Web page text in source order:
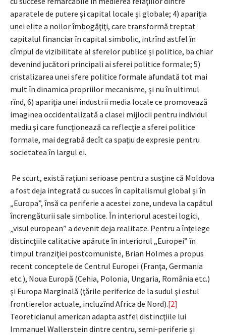
aparatele de putere şi capital locale şi globale; 4) apariţia
unei elite a noilor îmbogăţiţi, care transformă treptat
capitalul financiar în capital simbolic, intrînd astfel în
cîmpul de vizibilitate al sferelor publice şi politice, ba chiar
devenind jucători principali ai sferei politice formale; 5)
cristalizarea unei sfere politice formale afundată tot mai
mult în dinamica propriilor mecanisme, şi nu în ultimul
rînd, 6) apariţia unei industrii media locale ce promovează
imaginea occidentalizată a clasei mijlocii pentru individul
mediu şi care funcţionează ca reflecţie a sferei politice
formale, mai degrabă decît ca spaţiu de expresie pentru
societatea în largul ei.
Pe scurt, există raţiuni serioase pentru a susţine că Moldova
a fost deja integrată cu succes în capitalismul global şi în
„Europa”, însă ca periferie a acestei zone, undeva la capătul
încrengăturii sale simbolice. În interiorul acestei logici,
„visul european” a devenit deja realitate. Pentru a înţelege
distincţiile calitative apărute în interiorul „Europei” în
timpul tranziţiei postcomuniste, Brian Holmes a propus
recent conceptele de Centrul Europei (Franţa, Germania
etc.), Noua Europă (Cehia, Polonia, Ungaria, România etc.)
şi Europa Marginală (ţările periferice de la sudul şi estul
frontierelor actuale, incluzînd Africa de Nord).[2]
Teoreticianul american adapta astfel distincţiile lui
Immanuel Wallerstein dintre centru, semi-periferie şi